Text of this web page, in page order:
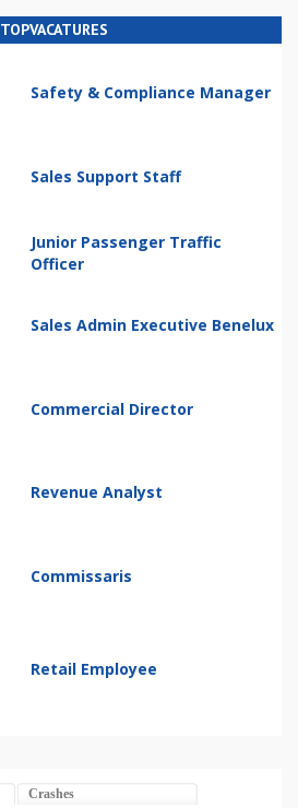
TOPVACATURES
Safety & Compliance Manager
Sales Support Staff
Junior Passenger Traffic
Officer
Sales Admin Executive Benelux
Commercial Director
Revenue Analyst
Commissaris
Retail Employee
Crashes